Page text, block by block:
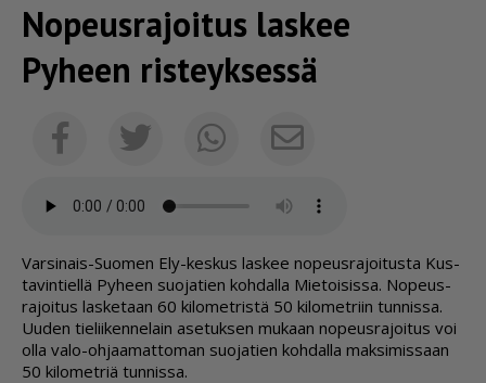
Nopeusrajoitus laskee
Pyheen risteyksessä
FacebookTwitterWhatsappSähköposti
Var­si­nais-Suo­men Ely-kes­kus las­kee no­peus­ra­joi­tus­ta Kus­
ta­vin­tiel­lä Py­heen suo­ja­tien koh­dal­la Mie­toi­sis­sa. No­peus­
ra­joi­tus las­ke­taan 60 ki­lo­met­ris­tä 50 ki­lo­met­riin tun­nis­sa.
Uu­den tie­lii­ken­ne­lain ase­tuk­sen mu­kaan no­peus­ra­joi­tus voi
ol­la valo-oh­jaa­mat­to­man suo­ja­tien koh­dal­la mak­si­mis­saan
50 ki­lo­met­riä tun­nis­sa.